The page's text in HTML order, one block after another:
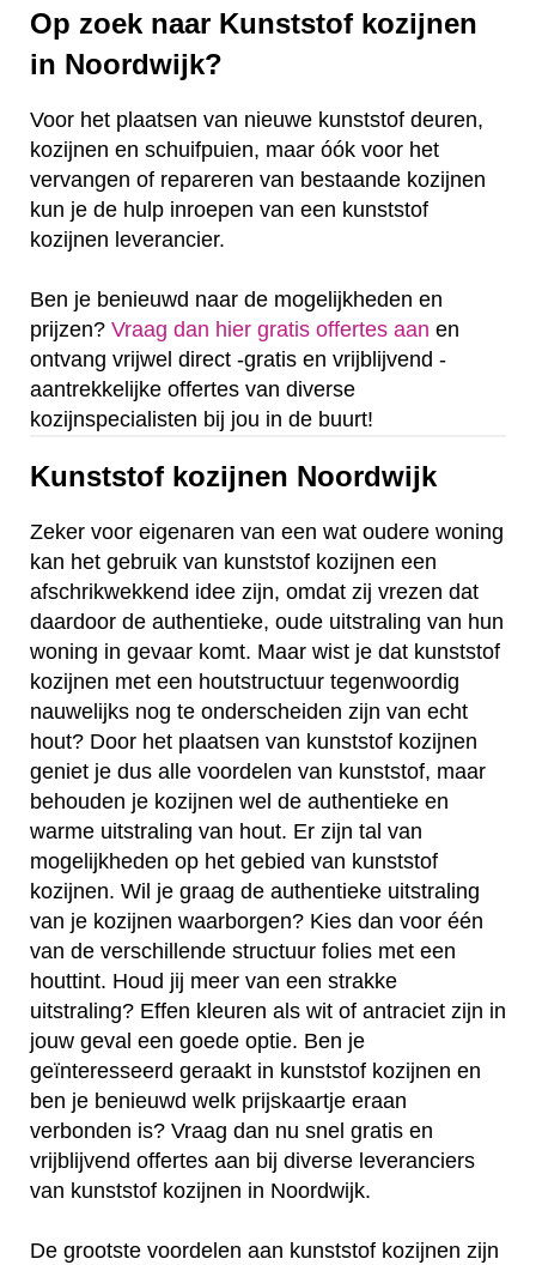
Op zoek naar Kunststof kozijnen
in Noordwijk?
Voor het plaatsen van nieuwe kunststof deuren,
kozijnen en schuifpuien, maar óók voor het
vervangen of repareren van bestaande kozijnen
kun je de hulp inroepen van een kunststof
kozijnen leverancier.
Ben je benieuwd naar de mogelijkheden en
prijzen? Vraag dan hier gratis offertes aan en
ontvang vrijwel direct -gratis en vrijblijvend -
aantrekkelijke offertes van diverse
kozijnspecialisten bij jou in de buurt!
Kunststof kozijnen Noordwijk
Zeker voor eigenaren van een wat oudere woning
kan het gebruik van kunststof kozijnen een
afschrikwekkend idee zijn, omdat zij vrezen dat
daardoor de authentieke, oude uitstraling van hun
woning in gevaar komt. Maar wist je dat kunststof
kozijnen met een houtstructuur tegenwoordig
nauwelijks nog te onderscheiden zijn van echt
hout? Door het plaatsen van kunststof kozijnen
geniet je dus alle voordelen van kunststof, maar
behouden je kozijnen wel de authentieke en
warme uitstraling van hout. Er zijn tal van
mogelijkheden op het gebied van kunststof
kozijnen. Wil je graag de authentieke uitstraling
van je kozijnen waarborgen? Kies dan voor één
van de verschillende structuur folies met een
houttint. Houd jij meer van een strakke
uitstraling? Effen kleuren als wit of antraciet zijn in
jouw geval een goede optie. Ben je
geïnteresseerd geraakt in kunststof kozijnen en
ben je benieuwd welk prijskaartje eraan
verbonden is? Vraag dan nu snel gratis en
vrijblijvend offertes aan bij diverse leveranciers
van kunststof kozijnen in Noordwijk.
De grootste voordelen aan kunststof kozijnen zijn